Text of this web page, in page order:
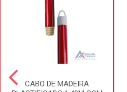
CABO DE MADEIRA